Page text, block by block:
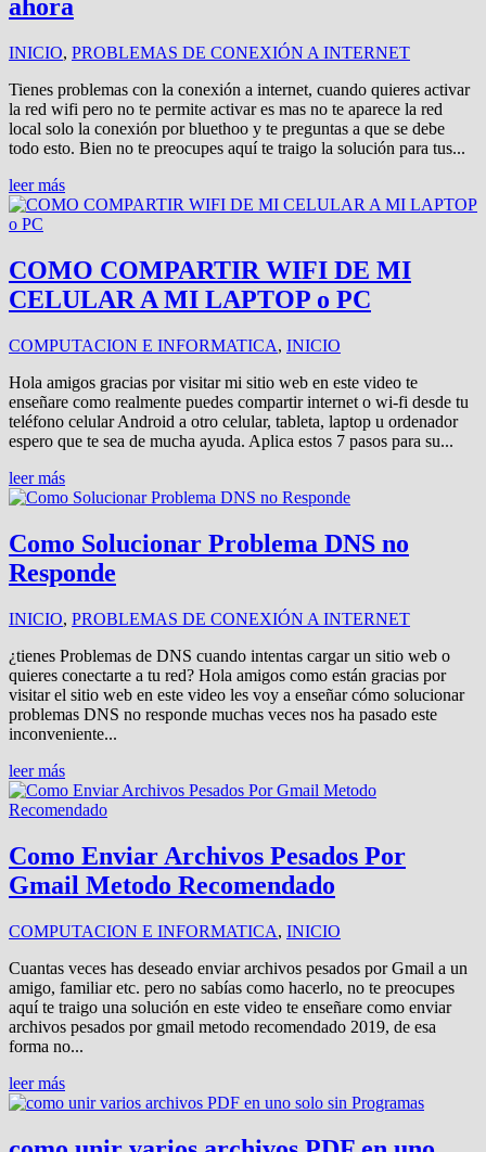
ahora
INICIO, PROBLEMAS DE CONEXIÓN A INTERNET
Tienes problemas con la conexión a internet, cuando quieres activar
la red wifi pero no te permite activar es mas no te aparece la red
local solo la conexión por bluethoo y te preguntas a que se debe
todo esto. Bien no te preocupes aquí te traigo la solución para tus...
leer más
COMO COMPARTIR WIFI DE MI
CELULAR A MI LAPTOP o PC
COMPUTACION E INFORMATICA, INICIO
Hola amigos gracias por visitar mi sitio web en este video te
enseñare como realmente puedes compartir internet o wi-fi desde tu
teléfono celular Android a otro celular, tableta, laptop u ordenador
espero que te sea de mucha ayuda. Aplica estos 7 pasos para su...
leer más
Como Solucionar Problema DNS no
Responde
INICIO, PROBLEMAS DE CONEXIÓN A INTERNET
¿tienes Problemas de DNS cuando intentas cargar un sitio web o
quieres conectarte a tu red? Hola amigos como están gracias por
visitar el sitio web en este video les voy a enseñar cómo solucionar
problemas DNS no responde muchas veces nos ha pasado este
inconveniente...
leer más
Como Enviar Archivos Pesados Por
Gmail Metodo Recomendado
COMPUTACION E INFORMATICA, INICIO
Cuantas veces has deseado enviar archivos pesados por Gmail a un
amigo, familiar etc. pero no sabías como hacerlo, no te preocupes
aquí te traigo una solución en este video te enseñare como enviar
archivos pesados por gmail metodo recomendado 2019, de esa
forma no...
leer más